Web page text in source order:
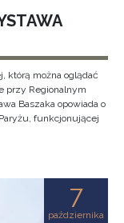
którą można oglądać
przy Regionalnym
Baszaka opowiada o
funkcjonującej
7
października